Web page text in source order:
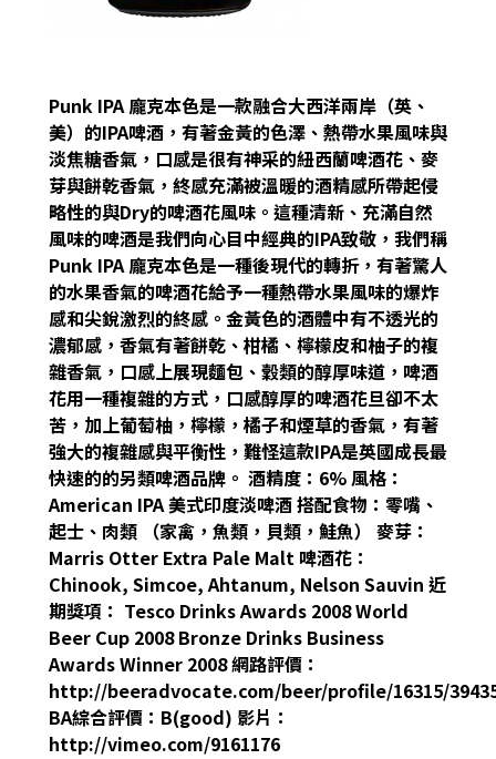
Punk IPA 龐克本色是一款融合大西洋兩岸（英、
美）的IPA啤酒，有著金黃的色澤、熱帶水果風味與
淡焦糖香氣，口感是很有神采的紐西蘭啤酒花、麥
芽與餅乾香氣，終感充滿被溫暖的酒精感所帶起侵
略性的與Dry的啤酒花風味。這種清新、充滿自然
風味的啤酒是我們向心目中經典的IPA致敬，我們稱
Punk IPA 龐克本色是一種後現代的轉折，有著驚人
的水果香氣的啤酒花給予一種熱帶水果風味的爆炸
感和尖銳激烈的終感。金黃色的酒體中有不透光的
濃郁感，香氣有著餅乾、柑橘、檸檬皮和柚子的複
雜香氣，口感上展現麵包、穀類的醇厚味道，啤酒
花用一種複雜的方式，口感醇厚的啤酒花旦卻不太
苦，加上葡萄柚，檸檬，橘子和煙草的香氣，有著
強大的複雜感與平衡性，難怪這款IPA是英國成長最
快速的的另類啤酒品牌。 酒精度：6% 風格：
American IPA 美式印度淡啤酒 搭配食物：零嘴、
起士、肉類 （家禽，魚類，貝類，鮭魚） 麥芽：
Marris Otter Extra Pale Malt 啤酒花：
Chinook, Simcoe, Ahtanum, Nelson Sauvin 近
期獎項： Tesco Drinks Awards 2008 World
Beer Cup 2008 Bronze Drinks Business
Awards Winner 2008 網路評價：
http://beeradvocate.com/beer/profile/16315/
BA綜合評價：B(good) 影片：
http://vimeo.com/9161176